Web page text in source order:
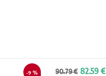
-9 % 90.79 € 82.59 €